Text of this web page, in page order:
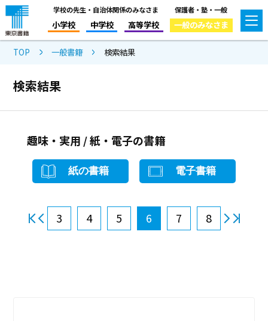
学校の先生・自治体関係のみなさま
小学校 中学校 高等学校
保護者・塾・一般
一般のみなさま
TOP 一般書籍 検索結果
検索結果
趣味・実用 / 紙・電子の書籍
紙の書籍 電子書籍
3 4 5 6 7 8